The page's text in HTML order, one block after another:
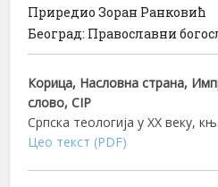
Приредио Зоран Ранковић
Београд: Православни
Корица, Насловна страна,
слово, CIP
Српска теологија у ХХ веку,
Цео текст (PDF)